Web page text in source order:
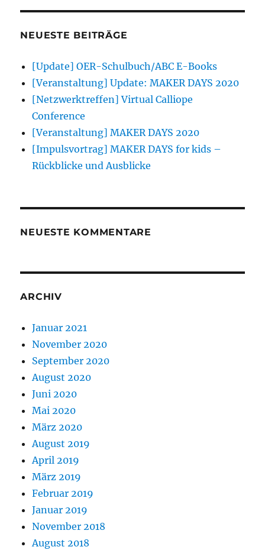
NEUESTE BEITRÄGE
[Update] OER-Schulbuch/ABC E-Books
[Veranstaltung] Update: MAKER DAYS 2020
[Netzwerktreffen] Virtual Calliope
Conference
[Veranstaltung] MAKER DAYS 2020
[Impulsvortrag] MAKER DAYS for kids –
Rückblicke und Ausblicke
NEUESTE KOMMENTARE
ARCHIV
Januar 2021
November 2020
September 2020
August 2020
Juni 2020
Mai 2020
März 2020
August 2019
April 2019
März 2019
Februar 2019
Januar 2019
November 2018
August 2018